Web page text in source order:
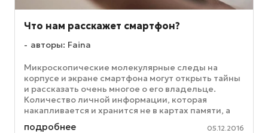
Что нам расскажет смартфон?
авторы: Faina
Микроскопические молекулярные следы на
корпусе и экране смартфона могут открыть тайны
и рассказать очень многое о его владельце.
Количество личной информации, которая
накапливается и хранится не в картах памяти, а
прямо на поверхности мобильника, ...
подробнее 05.12.2016